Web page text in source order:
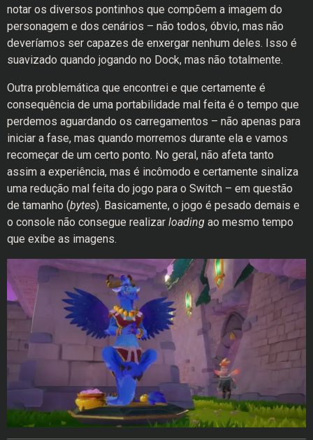
notar os diversos pontinhos que compõem a imagem do
personagem e dos cenários – não todos, óbvio, mas não
deveríamos ser capazes de enxergar nenhum deles. Isso é
suavizado quando jogando no Dock, mas não totalmente.
Outra problemática que encontrei e que certamente é
consequência de uma portabilidade mal feita é o tempo que
perdemos aguardando os carregamentos – não apenas para
iniciar a fase, mas quando morremos durante ela e vamos
recomeçar de um certo ponto. No geral, não afeta tanto
assim a experiência, mas é incômodo e certamente sinaliza
uma redução mal feita do jogo para o Switch – em questão
de tamanho (bytes). Basicamente, o jogo é pesado demais e
o console não consegue realizar loading ao mesmo tempo
que exibe as imagens.